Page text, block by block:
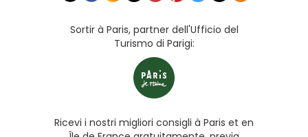
Sortir à Paris, partner dell'Ufficio del
Turismo di Parigi:
Ricevi i nostri migliori consigli à Paris et en